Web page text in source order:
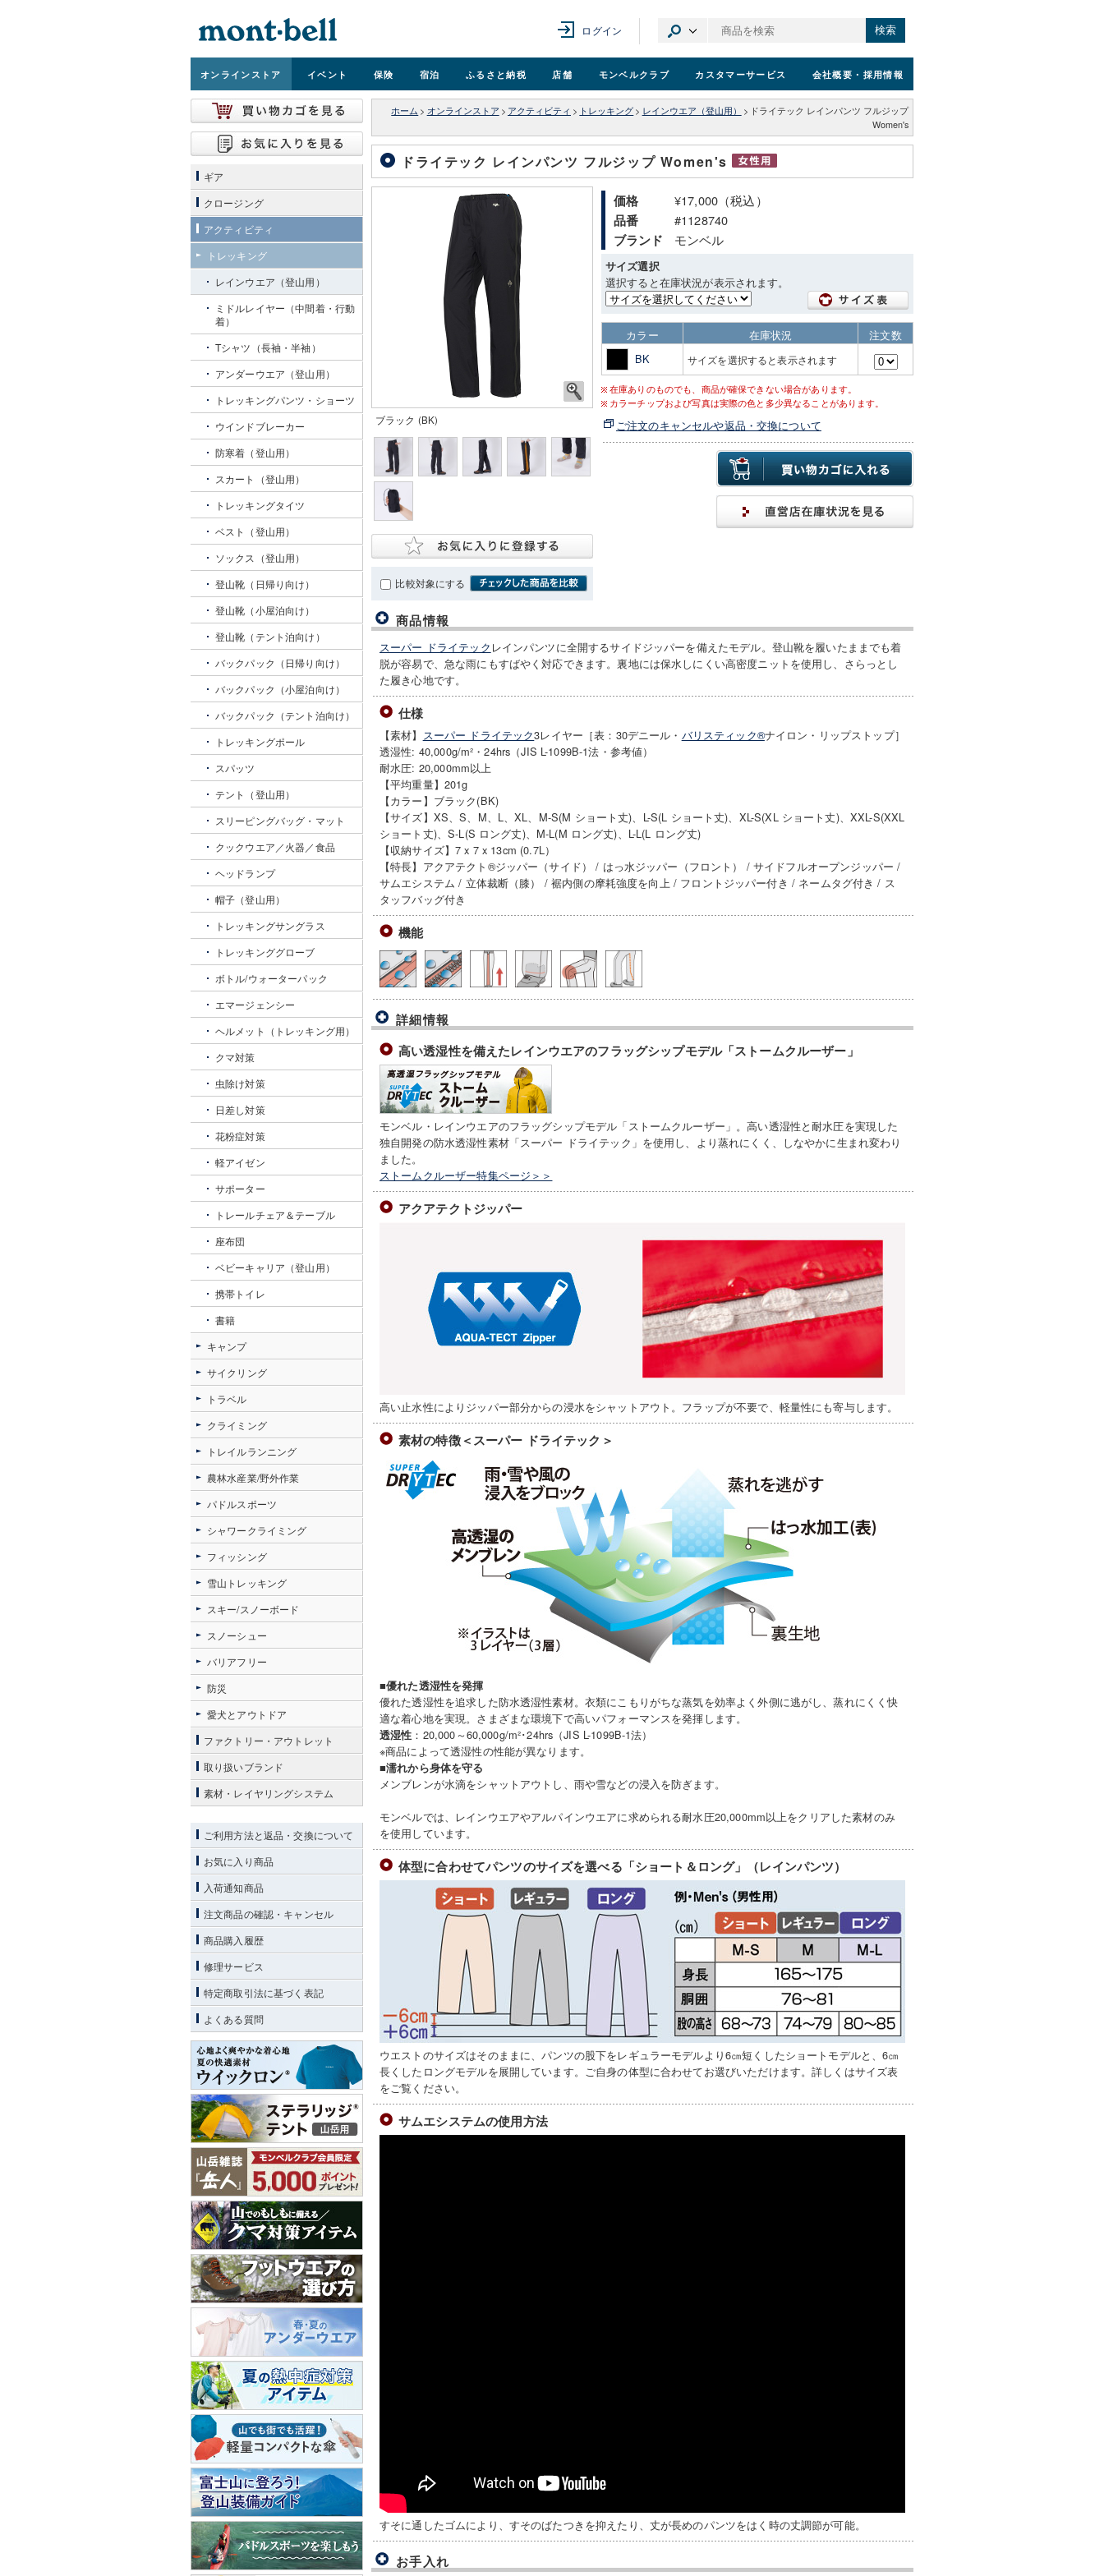
ログイン 検索
オンラインストア イベント 保険 宿泊 ふるさと納税 店舗 モンベルクラブ カスタマーサービス 会社概要 ・採用情報
ホーム > オンラインストア > アクティビティ > トレッキング > レインウエア（登山用） > ドライテック レインパンツ フルジップ
Women's
ドライテック レインパンツ フルジップ Women's
ブラック (BK)
比較対象にする
価格 ¥17,000（税込）
品番 #1128740
ブランド モンベル
サイズ選択
選択すると在庫状況が表示されます。
カラー 在庫状況
注文数
BK
サイズを選択すると表示されます
在庫ありのものでも、商品が確保できない場合があります。
カラーチップおよび写真は実際の色と多少異なることがあります。
ご注文のキャンセルや返品・交換について
商品情報
スーパー ドライテック レインパンツに全開するサイドジッパーを備えたモデル。登山靴を履いたままでも着
脱が容易で、急な雨にもすばやく対応できます。裏地には保水しにくい高密度ニットを使用し、さらっとし
た履き心地です。
仕様
【素材】 スーパー ドライテック3レイヤー［表：30デニール・ バリスティック®ナイロン・リップストップ］
透湿性: 40,000g/m²・24hrs（JIS L-1099B-1法・参考値）
耐水圧: 20,000mm以上
【平均重量】201g
【カラー】ブラック(BK)
【サイズ】XS、S、M、L、XL、M-S(M ショート丈)、L-S(L ショート丈)、XL-S(XL ショート丈)、XXL-S(XXL
ショート丈)、S-L(S ロング丈)、M-L(M ロング丈)、L-L(L ロング丈)
【収納サイズ】7 x 7 x 13cm (0.7L）
【特長】アクアテクト®ジッパー（サイド） / はっ水ジッパー（フロント） / サイドフルオープンジッパー /
サムエシステム / 立体裁断（膝） / 裾内側の摩耗強度を向上 / フロントジッパー付き / ネームタグ付き / ス
タッフバッグ付き
機能
詳細情報
高い透湿性を備えたレインウエアのフラッグシップモデル「ストームクルーザー」
モンベル・レインウエアのフラッグシップモデル「ストームクルーザー」。高い透湿性と耐水圧を実現した
独自開発の防水透湿性素材「スーパー ドライテック」を使用し、より蒸れにくく、しなやかに生まれ変わり
ました。
ストームクルーザー特集ページ＞＞
アクアテクトジッパー
高い止水性によりジッパー部分からの浸水をシャットアウト。フラップが不要で、軽量性にも寄与します。
素材の特徴＜スーパー ドライテック＞
■優れた透湿性を発揮
優れた透湿性を追求した防水透湿性素材。衣類にこもりがちな蒸気を効率よく外側に逃がし、蒸れにくく快
適な着心地を実現。さまざまな環境下で高いパフォーマンスを発揮します。
透湿性 ：20,000～60,000g/m²･24hrs（JIS L-1099B-1法）
※商品によって透湿性の性能が異なります。
■濡れから身体を守る
メンブレンが水滴をシャットアウトし、雨や雪などの浸入を防ぎます。
モンベルでは、レインウエアやアルパインウエアに求められる耐水圧20,000mm以上をクリアした素材のみ
を使用しています。
体型に合わせてパンツのサイズを選べる「ショート＆ロング」（レインパンツ）
ウエストのサイズはそのままに、パンツの股下をレギュラーモデルより6㎝短くしたショートモデルと、6㎝
長くしたロングモデルを展開しています。ご自身の体型に合わせてお選びいただけます。詳しくはサイズ表
をご覧ください。
サムエシステムの使用方法
すそに通したゴムにより、すそのばたつきを抑えたり、丈が長めのパンツをはく時の丈調節が可能。
お手入れ
ギア
クロージング
アクティビティ
トレッキング
レインウエア（登山用）
ミドルレイヤー（中間着・行動
着）
Tシャツ（長袖・半袖）
アンダーウエア（登山用）
トレッキングパンツ・ショーツ
ウインドブレーカー
防寒着（登山用）
スカート（登山用）
トレッキングタイツ
ベスト（登山用）
ソックス（登山用）
登山靴（日帰り向け）
登山靴（小屋泊向け）
登山靴（テント泊向け）
バックパック（日帰り向け）
バックパック（小屋泊向け）
バックパック（テント泊向け）
トレッキングポール
スパッツ
テント（登山用）
スリーピングバッグ・マット
クックウエア／火器／食品
ヘッドランプ
帽子（登山用）
トレッキングサングラス
トレッキンググローブ
ボトル/ウォーターパック
エマージェンシー
ヘルメット（トレッキング用）
クマ対策
虫除け対策
日差し対策
花粉症対策
軽アイゼン
サポーター
トレールチェア＆テーブル
座布団
ベビーキャリア（登山用）
携帯トイレ
書籍
キャンプ
サイクリング
トラベル
クライミング
トレイルランニング
農林水産業/野外作業
パドルスポーツ
シャワークライミング
フィッシング
雪山トレッキング
スキー/スノーボード
スノーシュー
バリアフリー
防災
愛犬とアウトドア
ファクトリー・アウトレット
取り扱いブランド
素材・レイヤリングシステム
ご利用方法と返品・交換について
お気に入り商品
入荷通知商品
注文商品の確認・キャンセル
商品購入履歴
修理サービス
特定商取引法に基づく表記
よくある質問